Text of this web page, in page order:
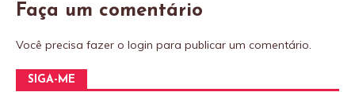
Faça um comentário
Você precisa fazer o login para publicar um comentário.
SIGA-ME